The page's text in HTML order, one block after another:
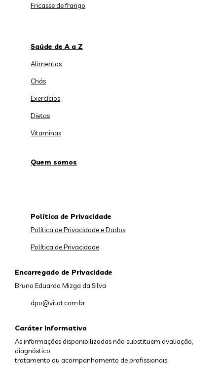
Fricasse de frango
Saúde de A a Z
Alimentos
Chás
Exercícios
Dietas
Vitaminas
Quem somos
Caráter Informativo
As informações disponibilizadas não substituem avaliação,
diagnóstico,
tratamento ou acompanhamento de profissionais.
Política de Privacidade
Política de Privacidade e Dados
Política de Privacidade
Encarregado de Privacidade
Bruno Eduardo Mizga da Silva
dpo@vitat.com.br